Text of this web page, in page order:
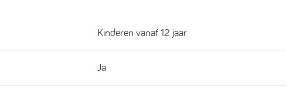
Kinderen vanaf 12 jaar
Ja